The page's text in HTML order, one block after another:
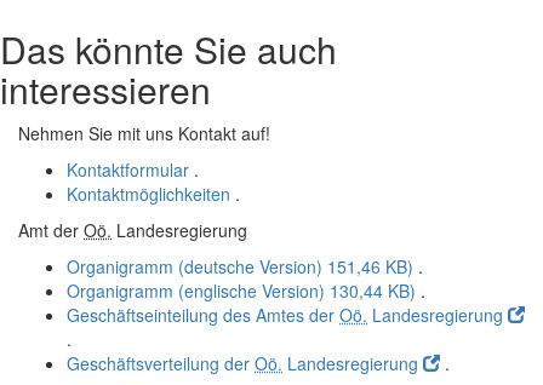
Das könnte Sie auch
interessieren
Nehmen Sie mit uns Kontakt auf!
Kontaktformular .
Kontaktmöglichkeiten .
Amt der Oö. Landesregierung
Organigramm (deutsche Version) 151,46 KB) .
Organigramm (englische Version) 130,44 KB) .
Geschäftseinteilung des Amtes der Oö. Landesregierung
.
Geschäftsverteilung der Oö. Landesregierung
.